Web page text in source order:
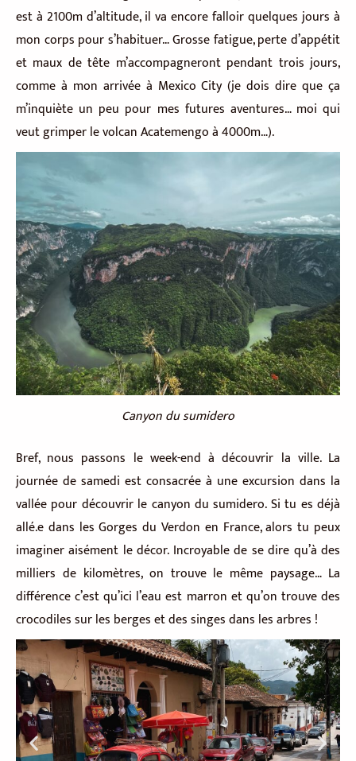
est à 2100m d’altitude, il va encore falloir quelques jours à
mon corps pour s’habituer… Grosse fatigue, perte d’appétit
et maux de tête m’accompagneront pendant trois jours,
comme à mon arrivée à Mexico City (je dois dire que ça
m’inquiète un peu pour mes futures aventures… moi qui
veut grimper le volcan Acatemengo à 4000m…).
Canyon du sumidero
Bref, nous passons le week-end à découvrir la ville. La
journée de samedi est consacrée à une excursion dans la
vallée pour découvrir le canyon du sumidero. Si tu es déjà
allé.e dans les Gorges du Verdon en France, alors tu peux
imaginer aisément le décor. Incroyable de se dire qu’à des
milliers de kilomètres, on trouve le même paysage… La
différence c’est qu’ici l’eau est marron et qu’on trouve des
crocodiles sur les berges et des singes dans les arbres !